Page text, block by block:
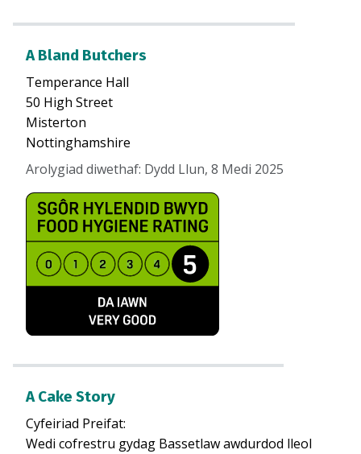
A Bland Butchers
Temperance Hall
50 High Street
Misterton
Nottinghamshire
Arolygiad diwethaf: Dydd Llun, 8 Medi 2025
A Cake Story
Cyfeiriad Preifat:
Wedi cofrestru gydag Bassetlaw awdurdod lleol